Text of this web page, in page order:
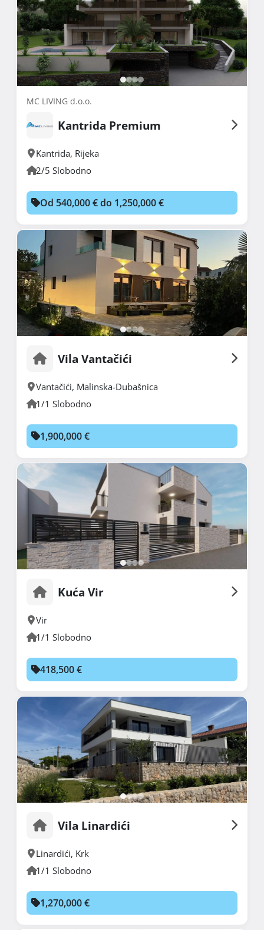
MC LIVING d.o.o.
Kantrida Premium
Kantrida, Rijeka
2/5 Slobodno
Od 540,000 € do 1,250,000 €
Vila Vantačići
Vantačići, Malinska-Dubašnica
1/1 Slobodno
1,900,000 €
Kuća Vir
Vir
1/1 Slobodno
418,500 €
Vila Linardići
Linardići, Krk
1/1 Slobodno
1,270,000 €